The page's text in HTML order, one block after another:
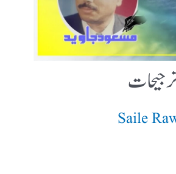
Saile